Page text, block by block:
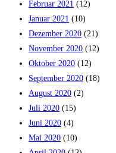
Februar 2021 (12)
Januar 2021 (10)
Dezember 2020 (21)
November 2020 (12)
Oktober 2020 (12)
September 2020 (18)
August 2020 (2)
Juli 2020 (15)
Juni 2020 (4)
Mai 2020 (10)